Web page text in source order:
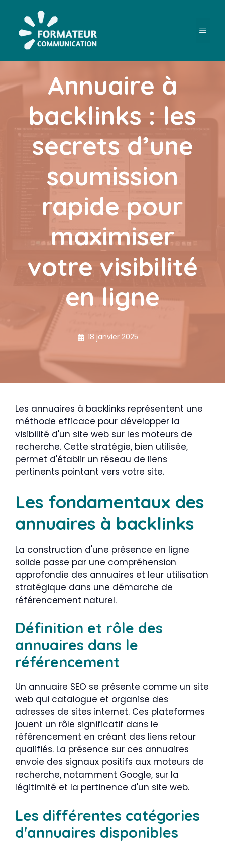
contenu
MENU
Annuaire à
backlinks : les
secrets d’une
soumission
rapide pour
maximiser
votre visibilité
en ligne
18 janvier 2025
Les annuaires à backlinks représentent une
méthode efficace pour développer la
visibilité d'un site web sur les moteurs de
recherche. Cette stratégie, bien utilisée,
permet d'établir un réseau de liens
pertinents pointant vers votre site.
Les fondamentaux des
annuaires à backlinks
La construction d'une présence en ligne
solide passe par une compréhension
approfondie des annuaires et leur utilisation
stratégique dans une démarche de
référencement naturel.
Définition et rôle des
annuaires dans le
référencement
Un annuaire SEO se présente comme un site
web qui catalogue et organise des
adresses de sites internet. Ces plateformes
jouent un rôle significatif dans le
référencement en créant des liens retour
qualifiés. La présence sur ces annuaires
envoie des signaux positifs aux moteurs de
recherche, notamment Google, sur la
légitimité et la pertinence d'un site web.
Les différentes catégories
d'annuaires disponibles